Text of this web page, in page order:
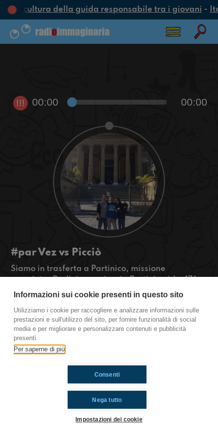
una cultura della guida responsabile tra i giovani-
!!! 00:00 00:00
#par Vez vs Picciò
Siamo in trasferta a Partinico, missione
compiuta: Radioimmaginaria Partinico è la 47^
sede di Radioimmaginaria!
#OkkinSu www.radioimmaginaria.it
Partinico
Ti è piaciuto? Condividilo!
Informazioni sui cookie presenti in questo sito
Utilizziamo i cookie per raccogliere e analizzare informazioni sulle
prestazioni e sull'utilizzo del sito, per fornire funzionalità di social
media e per migliorare e personalizzare contenuti e pubblicità
presenti.
Per saperne di più
Nega tutto
Consenti
Impostazioni dei cookie